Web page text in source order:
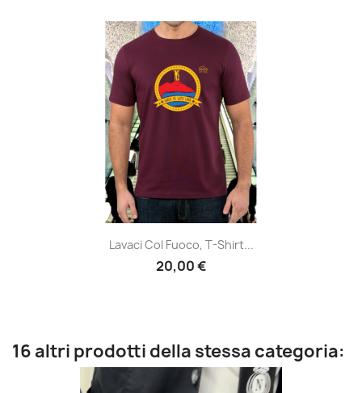
Lavaci Col Fuoco, T-Shirt...
20,00 €
16 altri prodotti della stessa categoria: